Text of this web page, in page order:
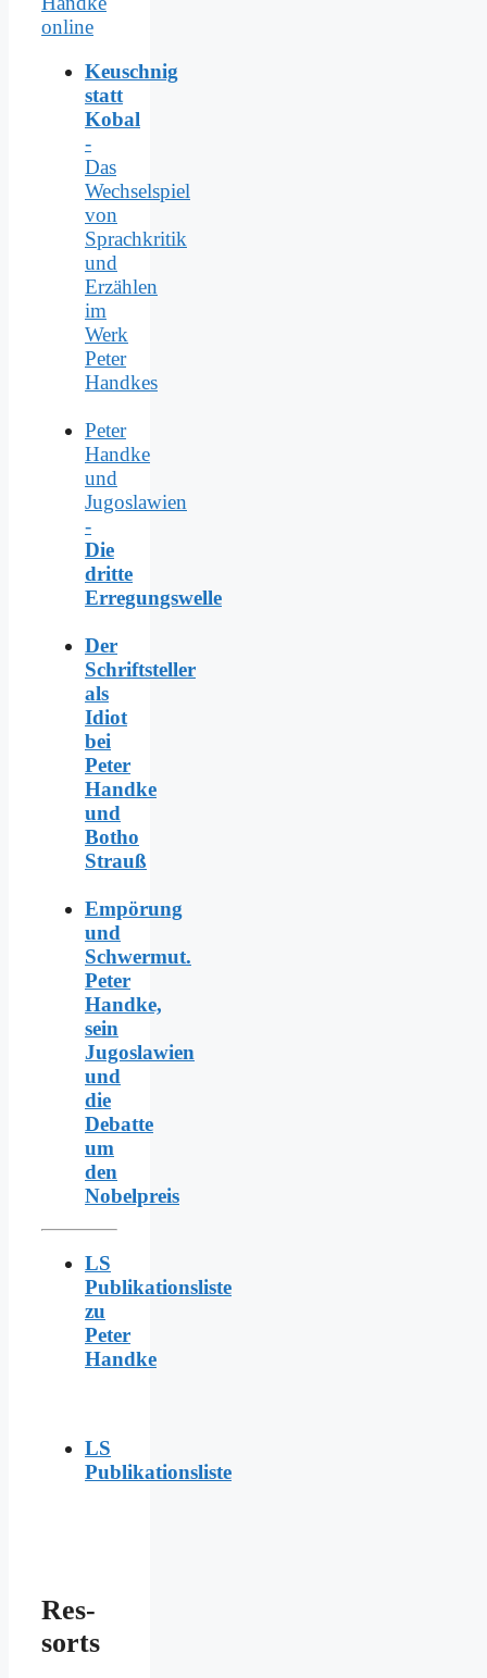
Keuschnig
statt
Kobal
-
Das
Wechselspiel
von
Sprachkritik
und
Erzählen
im
Werk
Peter
Handkes
Peter
Handke
und
Jugoslawien
-
Die
dritte
Erregungswelle
Der
Schriftsteller
als
Idiot
bei
Peter
Handke
und
Botho
Strauß
Empörung
und
Schwermut.
Peter
Handke,
sein
Jugoslawien
und
die
Debatte
um
den
Nobelpreis
LS
Publikationsliste
zu
Peter
Handke
LS
Publikationsliste
Res­
sorts